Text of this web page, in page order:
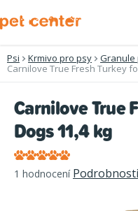
na
Psi Krmivo pro psy
Granule
Carnilove True Fresh Turkey
Carnilove True
Dogs 11,4 kg
Průměrné
hodnocení
1 hodnocení